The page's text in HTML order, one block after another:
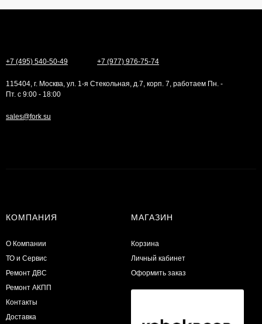
+7 (495) 540-50-49 +7 (977) 976-75-74
115404, г. Москва, ул. 1-я Стекольная, д.7, корп. 7, работаем Пн. -
Пт. с 9:00 - 18:00
sales@fork.su
КОМПАНИЯ
О Компании
ТО и Сервис
​Ремонт ДВС
Ремонт АКПП
Контакты
Доставка
МАГАЗИН
Корзина
Личный кабинет
Оформить заказ